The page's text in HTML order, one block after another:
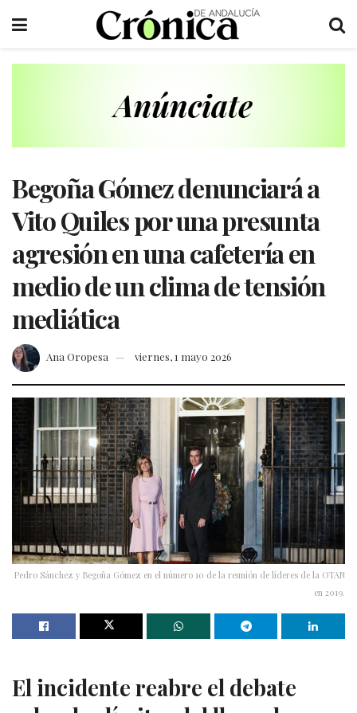
Begoña Gómez denunciará a
Vito Quiles por una presunta
agresión en una cafetería en
medio de un clima de tensión
mediática
Ana Oropesa viernes, 1 mayo 2026
Pedro Sánchez y Begoña Gómez en el número 10 de la reunión de líderes de la OTAN
en 2019.
El incidente reabre el debate